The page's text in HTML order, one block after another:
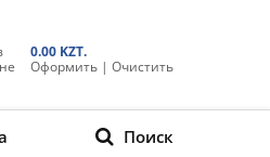
0.00 KZT.
Оформить | Очистить
Поиск